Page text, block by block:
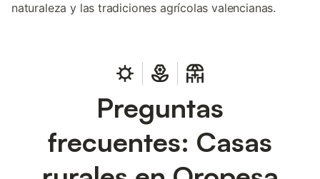
naturaleza y las tradiciones agrícolas valencianas.
Preguntas
frecuentes: Casas